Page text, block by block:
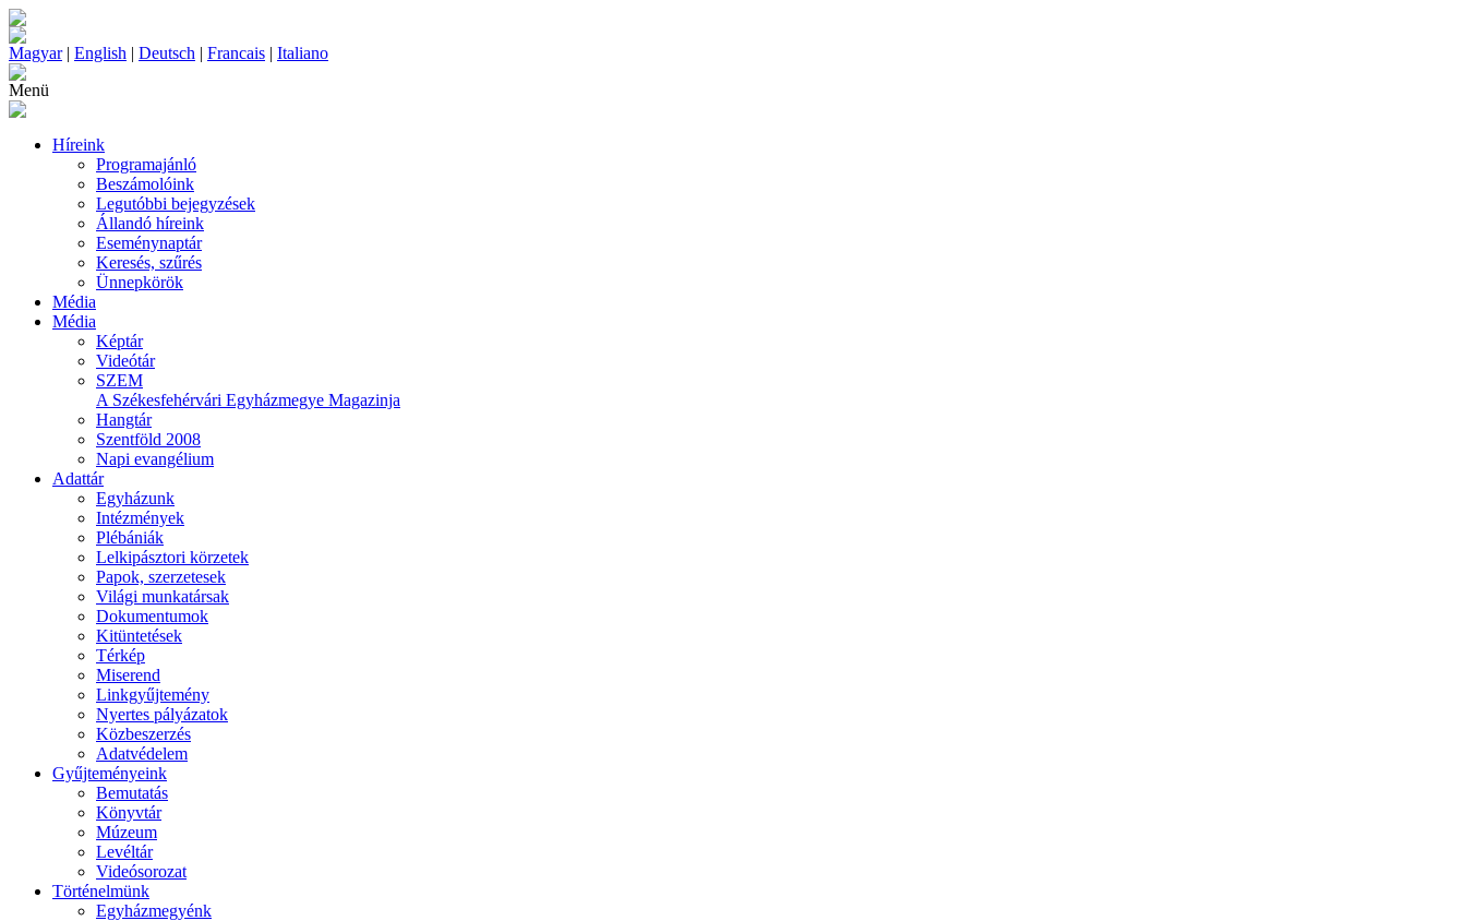
Magyar| English | Deutsch | Francais | Italiano
Menü
Híreink
Programajánló
Beszámolóink
Legutóbbi bejegyzések
Állandó híreink
Eseménynaptár
Keresés, szűrés
Ünnepkörök
Média
Média
Képtár
Videótár
SZEM
A Székesfehérvári Egyházmegye Magazinja
Hangtár
Szentföld 2008
Napi evangélium
Adattár
Egyházunk
Intézmények
Plébániák
Lelkipásztori körzetek
Papok, szerzetesek
Világi munkatársak
Dokumentumok
Kitüntetések
Térkép
Miserend
Linkgyűjtemény
Nyertes pályázatok
Közbeszerzés
Adatvédelem
Gyűjteményeink
Bemutatás
Könyvtár
Múzeum
Levéltár
Videósorozat
Történelmünk
Egyházmegyénk